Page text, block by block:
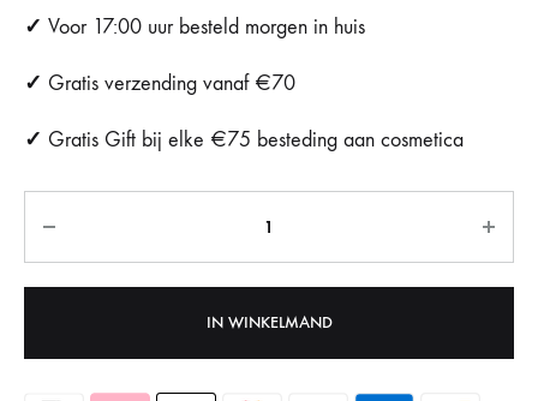
✓ Voor 17:00 uur besteld morgen in huis
✓ Gratis verzending vanaf €70
✓ Gratis Gift bij elke €75 besteding aan cosmetica
IN WINKELMAND